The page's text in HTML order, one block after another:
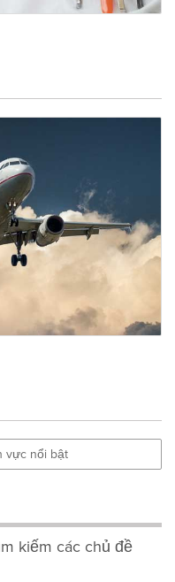
vực nổi bật
kiếm các chủ đề